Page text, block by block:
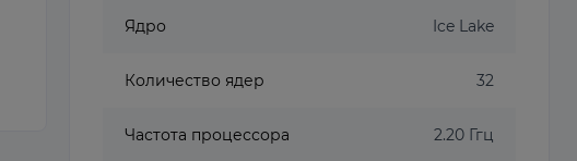
Ядро Ice Lake
Количество ядер 32
Частота процессора 2.20 Ггц